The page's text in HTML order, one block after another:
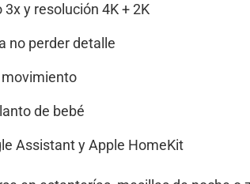
y resolución 4K + 2K
no perder detalle
de bebé
Assistant y Apple HomeKit